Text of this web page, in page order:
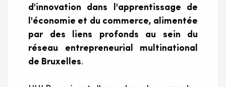
d'innovation dans l'apprentissage de
l'économie et du commerce, alimentée
par des liens profonds au sein du
réseau entrepreneurial multinational
de Bruxelles.